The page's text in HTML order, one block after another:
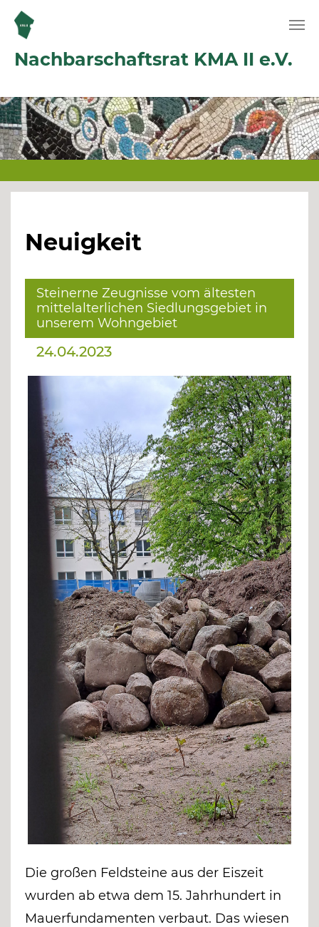
Zum Hauptinhalt springen
Nachbarschaftsrat KMA II e.V.
Neuigkeit
Steinerne Zeugnisse vom ältesten
mittelalterlichen Siedlungsgebiet in
unserem Wohngebiet
24.04.2023
Die großen Feldsteine aus der Eiszeit
wurden ab etwa dem 15. Jahrhundert in
Mauerfundamenten verbaut. Das wiesen